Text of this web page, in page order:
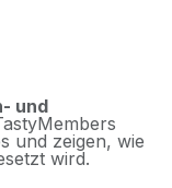
und
und zeigen, wie
wird.